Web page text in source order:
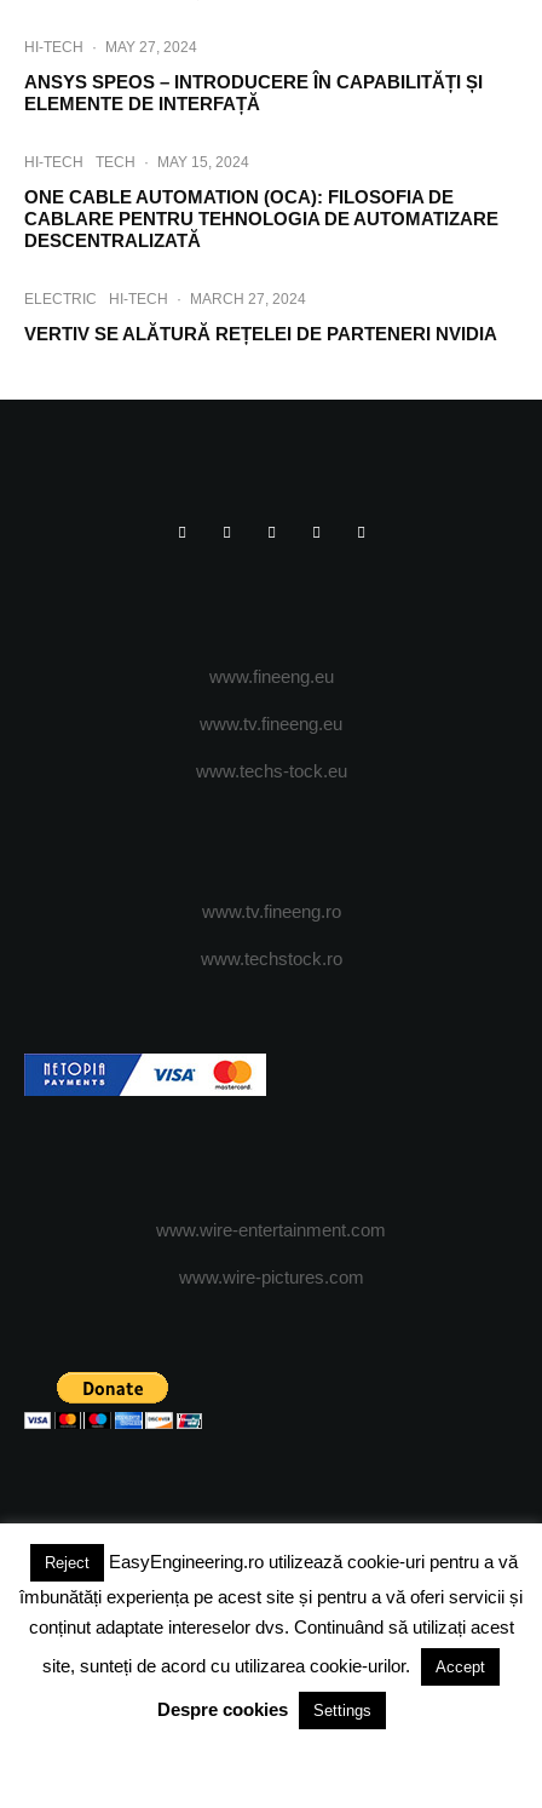
HI-TECH · MAY 27, 2024
ANSYS SPEOS – INTRODUCERE ÎN CAPABILITĂȚI ȘI
ELEMENTE DE INTERFAȚĂ
HI-TECH TECH · MAY 15, 2024
ONE CABLE AUTOMATION (OCA): FILOSOFIA DE
CABLARE PENTRU TEHNOLOGIA DE AUTOMATIZARE
DESCENTRALIZATĂ
ELECTRIC HI-TECH · MARCH 27, 2024
VERTIV SE ALĂTURĂ REȚELEI DE PARTENERI NVIDIA
www.fineeng.eu
www.tv.fineeng.eu
www.techs-tock.eu
www.tv.fineeng.ro
www.techstock.ro
www.wire-entertainment.com
www.wire-pictures.com
(c) 2024 - FineEngineeringMagazine. All rights reserved.
DESPRE NOI ADVERTISING JOBS DESPRE COOKIES
POLITICA DE CONFIDENTIALITATE TERMENI SI CONDITII
Reject
EasyEngineering.ro utilizează cookie-uri pentru a vă
îmbunătăți experiența pe acest site și pentru a vă oferi servicii și
conținut adaptate intereselor dvs. Continuând să utilizați acest
site, sunteți de acord cu utilizarea cookie-urilor.
Accept
Despre cookies Settings